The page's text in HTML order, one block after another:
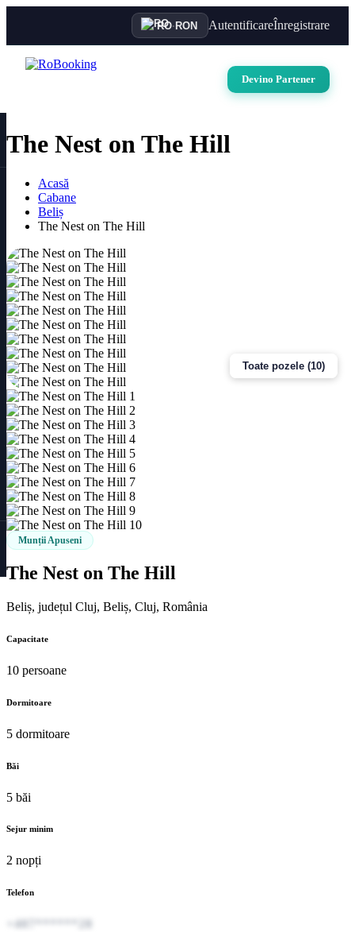
RO·RON AutentificareÎnregistrare
Devino Partener
The Nest on The Hill
Acasă
Cabane
Beliș
The Nest on The Hill
Toate pozele (10)
Munții Apuseni
The Nest on The Hill
Beliș, județul Cluj, Beliș, Cluj, România
Capacitate
10 persoane
Dormitoare
5 dormitoare
Băi
5 băi
Sejur minim
2 nopți
Telefon
+407******28